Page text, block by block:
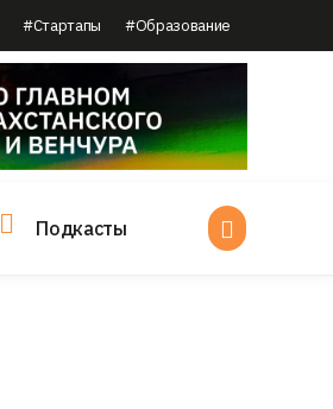
#Стартапы #Образование
Подкасты